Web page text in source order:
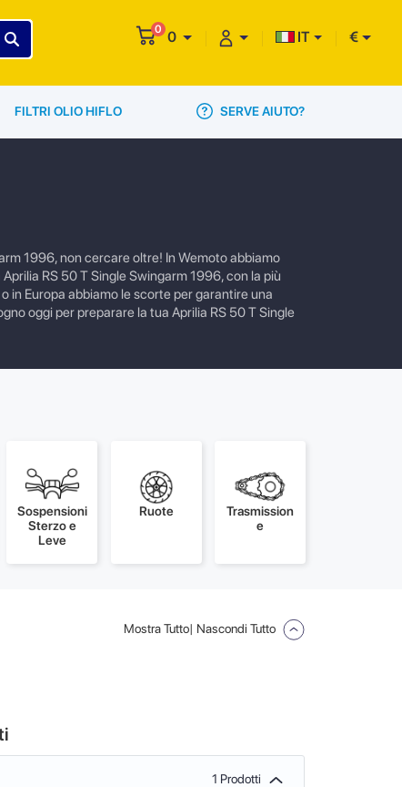
0 0 IT €
FILTRI OLIO HIFLO SERVE AIUTO?
1996, non cercare oltre! In Wemoto abbiamo
RS 50 T Single Swingarm 1996, con la più
in Europa abbiamo le scorte per garantire una
oggi per preparare la tua Aprilia RS 50 T Single
Sospensioni
Sterzo e
Leve
Ruote
Trasmission
e
Mostra Tutto| Nascondi Tutto
1 Prodotti